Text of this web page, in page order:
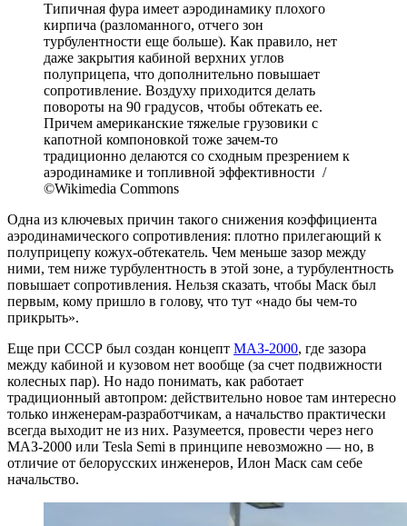
Типичная фура имеет аэродинамику плохого
кирпича (разломанного, отчего зон
турбулентности еще больше). Как правило, нет
даже закрытия кабиной верхних углов
полуприцепа, что дополнительно повышает
сопротивление. Воздуху приходится делать
повороты на 90 градусов, чтобы обтекать ее.
Причем американские тяжелые грузовики с
капотной компоновкой тоже зачем-то
традиционно делаются со сходным презрением к
аэродинамике и топливной эффективности /
©Wikimedia Commons
Одна из ключевых причин такого снижения коэффициента
аэродинамического сопротивления: плотно прилегающий к
полуприцепу кожух-обтекатель. Чем меньше зазор между
ними, тем ниже турбулентность в этой зоне, а турбулентность
повышает сопротивления. Нельзя сказать, чтобы Маск был
первым, кому пришло в голову, что тут «надо бы чем-то
прикрыть».
Еще при СССР был создан концепт МАЗ-2000, где зазора
между кабиной и кузовом нет вообще (за счет подвижности
колесных пар). Но надо понимать, как работает
традиционный автопром: действительно новое там интересно
только инженерам-разработчикам, а начальство практически
всегда выходит не из них. Разумеется, провести через него
МАЗ-2000 или Tesla Semi в принципе невозможно — но, в
отличие от белорусских инженеров, Илон Маск сам себе
начальство.